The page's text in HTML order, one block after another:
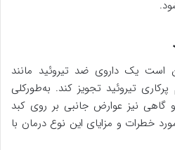
یک داروی ضد تیروئید مانند
تیروئید تجویز کند. به‌طورکلی
نیز عوارض جانبی بر روی کبد
خطرات و مزایای این نوع درمان با